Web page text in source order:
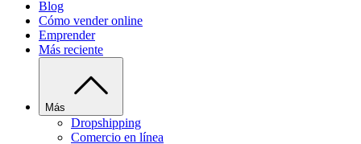
Blog
Cómo vender online
Emprender
Más reciente
Más
Dropshipping
Comercio en línea